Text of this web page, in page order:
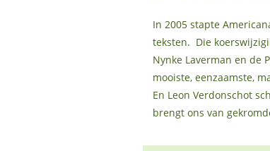
In 2005 stapte
teksten. Die
Nynke Laverman en de
mooiste, eenzaamste,
En Leon Verdonschot
brengt ons van